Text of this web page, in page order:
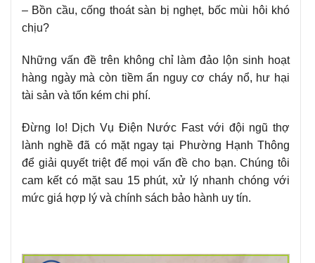
– Bồn cầu, cống thoát sàn bị nghẹt, bốc mùi hôi khó
chịu?
Những vấn đề trên không chỉ làm đảo lộn sinh hoạt
hàng ngày mà còn tiềm ẩn nguy cơ cháy nổ, hư hại
tài sản và tốn kém chi phí.
Đừng lo! Dịch Vụ Điện Nước Fast với đội ngũ thợ
lành nghề đã có mặt ngay tại Phường Hạnh Thông
để giải quyết triệt để mọi vấn đề cho bạn. Chúng tôi
cam kết có mặt sau 15 phút, xử lý nhanh chóng với
mức giá hợp lý và chính sách bảo hành uy tín.